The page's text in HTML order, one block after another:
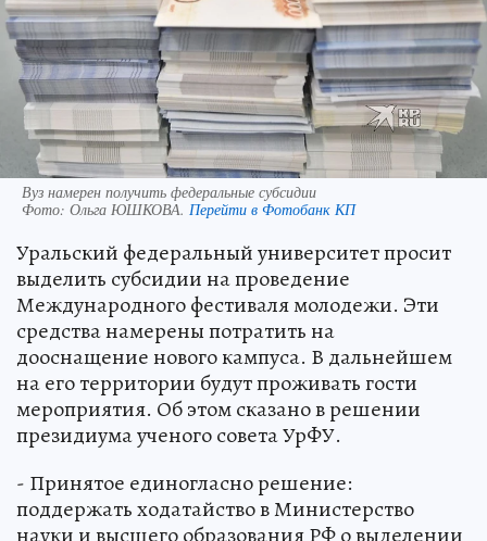
Вуз намерен получить федеральные субсидии
Фото: Ольга ЮШКОВА. Перейти в Фотобанк КП
Уральский федеральный университет просит
выделить субсидии на проведение
Международного фестиваля молодежи. Эти
средства намерены потратить на
дооснащение нового кампуса. В дальнейшем
на его территории будут проживать гости
мероприятия. Об этом сказано в решении
президиума ученого совета УрФУ.
- Принятое единогласно решение:
поддержать ходатайство в Министерство
науки и высшего образования РФ о выделении